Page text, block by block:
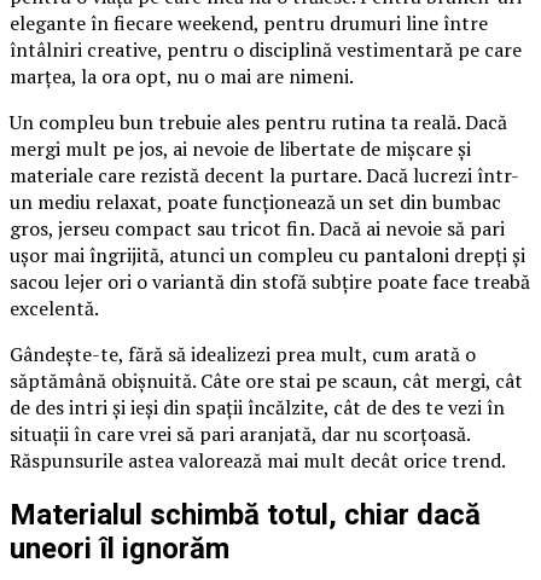
elegante în fiecare weekend, pentru drumuri line între
întâlniri creative, pentru o disciplină vestimentară pe care
marțea, la ora opt, nu o mai are nimeni.
Un compleu bun trebuie ales pentru rutina ta reală. Dacă
mergi mult pe jos, ai nevoie de libertate de mișcare și
materiale care rezistă decent la purtare. Dacă lucrezi într-
un mediu relaxat, poate funcționează un set din bumbac
gros, jerseu compact sau tricot fin. Dacă ai nevoie să pari
ușor mai îngrijită, atunci un compleu cu pantaloni drepți și
sacou lejer ori o variantă din stofă subțire poate face treabă
excelentă.
Gândește-te, fără să idealizezi prea mult, cum arată o
săptămână obișnuită. Câte ore stai pe scaun, cât mergi, cât
de des intri și ieși din spații încălzite, cât de des te vezi în
situații în care vrei să pari aranjată, dar nu scorțoasă.
Răspunsurile astea valorează mai mult decât orice trend.
Materialul schimbă totul, chiar dacă
uneori îl ignorăm